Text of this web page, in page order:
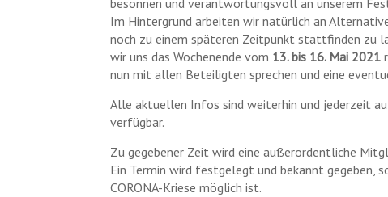
besonnen und verantwortungsvoll an unserem
Im Hintergrund arbeiten wir natürlich an
noch zu einem späteren Zeitpunkt stattfinden zu
wir uns das Wochenende vom 13. bis 16. Mai 2021
nun mit allen Beteiligten sprechen und eine
Alle aktuellen Infos sind weiterhin und jederzeit
verfügbar.
Zu gegebener Zeit wird eine außerordentliche
Ein Termin wird festgelegt und bekannt gegeben,
CORONA-Kriese möglich ist.